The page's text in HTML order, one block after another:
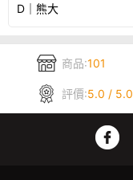
D｜熊大
商品:101
評價:5.0 / 5.0